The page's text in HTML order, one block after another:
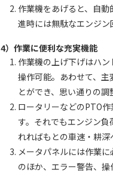
作業機をあげると、自
進時には無駄なエンジン
4）作業に便利な充実機能
作業機の上げ下げはハ
操作可能。あわせて、
とができ、思い通りの調
ロータリーなどのPTO
す。それでもエンジン
れればもとの車速・耕深
メータパネルには作業
のほか、エラー警告、